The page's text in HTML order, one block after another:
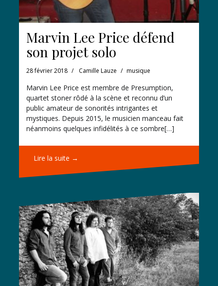
Marvin Lee Price défend
son projet solo
28 février 2018 Camille Lauze musique
Marvin Lee Price est membre de Presumption,
quartet stoner rôdé à la scène et reconnu d’un
public amateur de sonorités intrigantes et
mystiques. Depuis 2015, le musicien manceau fait
néanmoins quelques infidélités à ce sombre[…]
Lire la suite →